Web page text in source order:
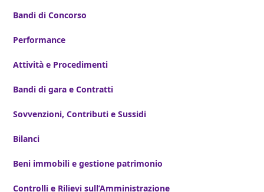
Bandi diConcorso
Performance
Attività e Procedimenti
Bandi di gara e Contratti
Sovvenzioni, Contributi e Sussidi
Bilanci
Beni immobili e gestione patrimonio
Controlli e Rilievi sull’Amministrazione